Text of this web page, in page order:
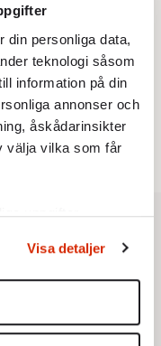
din personliga data,
teknologi såsom
information på din
annonser och
åskådarinsikter
välja vilka som får
uppgifter
när som
anpassa innehållet
Visa detaljer
sten i glashus
du få ihop det